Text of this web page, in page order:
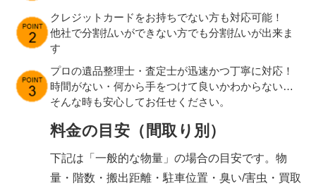
クレジットカードをお持ちでない方も対応可能！
他社で分割払いができない方でも分割払いが出来ま
す
プロの遺品整理士・査定士が迅速かつ丁寧に対応！
時間がない・何から手をつけて良いかわからない…
そんな時も安心してお任せください。
料金の目安（間取り別）
下記は「一般的な物量」の場合の目安です。物
量・階数・搬出距離・駐車位置・臭い/害虫・買取